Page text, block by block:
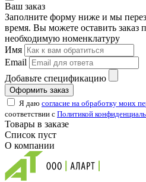
Ваш заказ
Заполните форму ниже и мы
время. Вы можете оставить
необходимую номенклатуру
Имя
Email
Добавьте спецификацию
Оформить заказ
Я даю согласие на обработку моих
соответствии с Политикой
Товары в заказе
Список пуст
О компании